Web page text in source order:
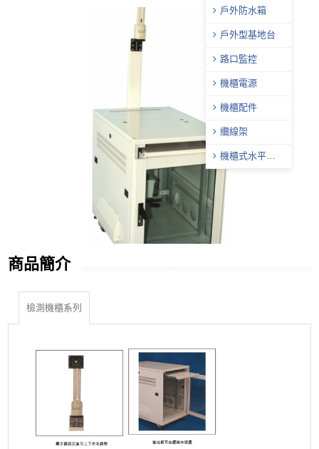
戶外防水箱
戶外型基地台
路口監控
機櫃電源
機櫃配件
纜線架
機櫃式水平冷
卻系統
商品簡介
檢測機櫃系列